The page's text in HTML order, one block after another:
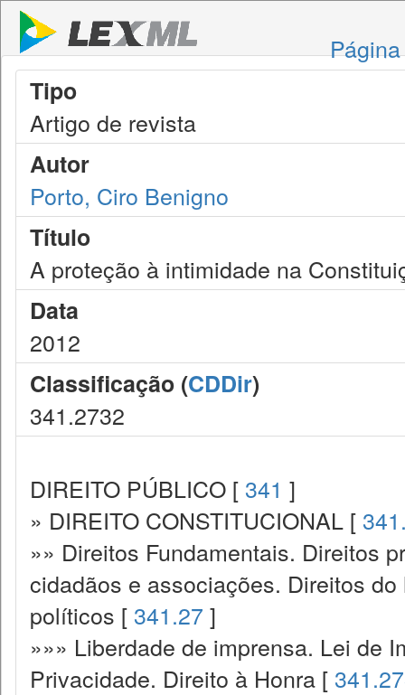
Tipo
Artigo de revista
Autor
Porto, Ciro Benigno
Título
A proteção à intimidade na
Data
2012
Classificação (CDDir)
341.2732
DIREITO PÚBLICO [ 341 ]
» DIREITO CONSTITUCIONAL [
»» Direitos Fundamentais. Direitos
cidadãos e associações. Direitos
políticos [ 341.27 ]
»»» Liberdade de imprensa. Lei de
Privacidade. Direito à Honra [